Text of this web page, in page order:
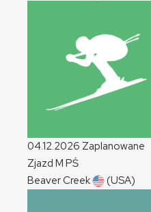
04.12.2026 Zaplanowane
Zjazd M PŚ
Beaver Creek
(USA)